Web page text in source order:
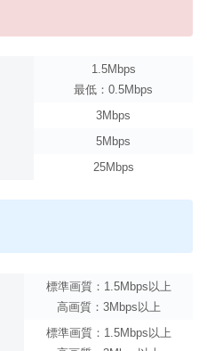
1.5Mbps
最低：0.5Mbps
3Mbps
5Mbps
25Mbps
標準画質：1.5Mbps以上
高画質：3Mbps以上
標準画質：1.5Mbps以上